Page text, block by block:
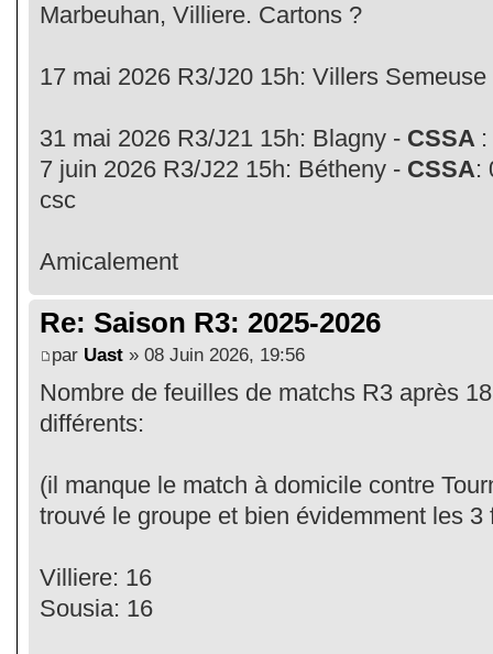
Marbeuhan, Villiere. Cartons ?
17 mai 2026 R3/J20 15h: Villers
31 mai 2026 R3/J21 15h: Blagny - CSSA
7 juin 2026 R3/J22 15h: Bétheny - CSSA:
csc
Amicalement
Re: Saison R3: 2025-2026
par Uast » 08 Juin 2026, 19:56
Nombre de feuilles de matchs R3 après
différents:
(il manque le match à domicile contre
trouvé le groupe et bien évidemment les 3
Villiere: 16
Sousia: 16